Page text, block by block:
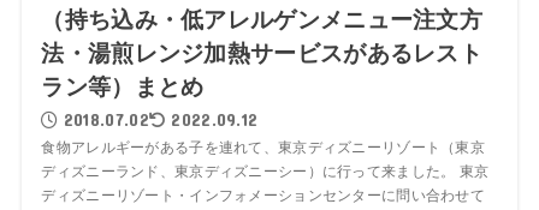
（持ち込み・低アレルゲンメニュー注文方
法・湯煎レンジ加熱サービスがあるレスト
ラン等）まとめ
2018.07.02 2022.09.12
食物アレルギーがある子を連れて、東京ディズニーリゾート（東京
ディズニーランド、東京ディズニーシー）に行って来ました。 東京
ディズニーリゾート・インフォメーションセンターに問い合わせて